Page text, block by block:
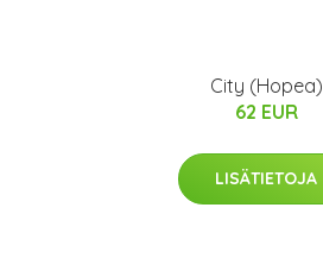
City (Hopea)
62 EUR
LISÄTIETOJA